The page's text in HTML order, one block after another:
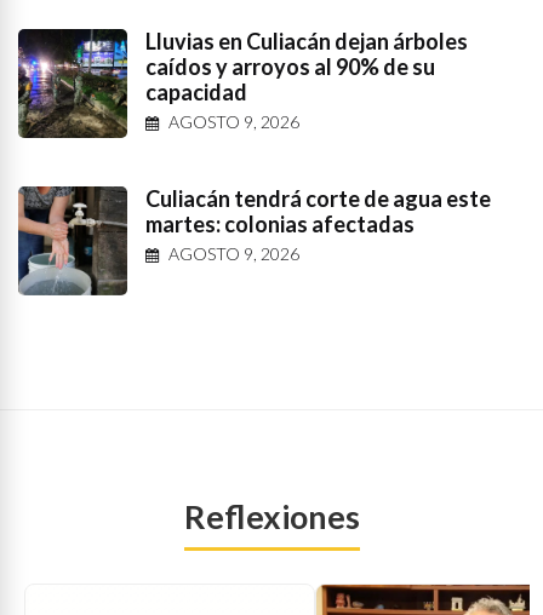
Lluvias en Culiacán dejan árboles
caídos y arroyos al 90% de su
capacidad
AGOSTO 9, 2026
Culiacán tendrá corte de agua este
martes: colonias afectadas
AGOSTO 9, 2026
Reflexiones